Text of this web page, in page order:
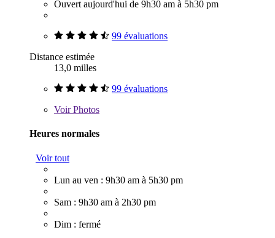
Ouvert aujourd'hui de 9h30 am à 5h30 pm
99 évaluations
Distance estimée
13,0 milles
99 évaluations
VoirPhotos
Heures normales
Voir tout
Lun au ven : 9h30 am à 5h30 pm
Sam : 9h30 am à 2h30 pm
Dim : fermé